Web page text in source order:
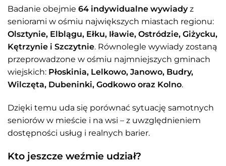
Badanie obejmie 64 indywidualne wywiadyz
seniorami w ośmiu największych miastach regionu:
Olsztynie, Elblągu, Ełku, Iławie, Ostródzie, Giżycku,
Kętrzynie i Szczytnie. Równolegle wywiady zostaną
przeprowadzone w ośmiu najmniejszych gminach
wiejskich: Płoskinia, Lelkowo, Janowo, Budry,
Wilczęta, Dubeninki, Godkowo oraz Kolno.
Dzięki temu uda się porównać sytuację samotnych
seniorów w mieście i na wsi – z uwzględnieniem
dostępności usług i realnych barier.
Kto jeszcze weźmie udział?